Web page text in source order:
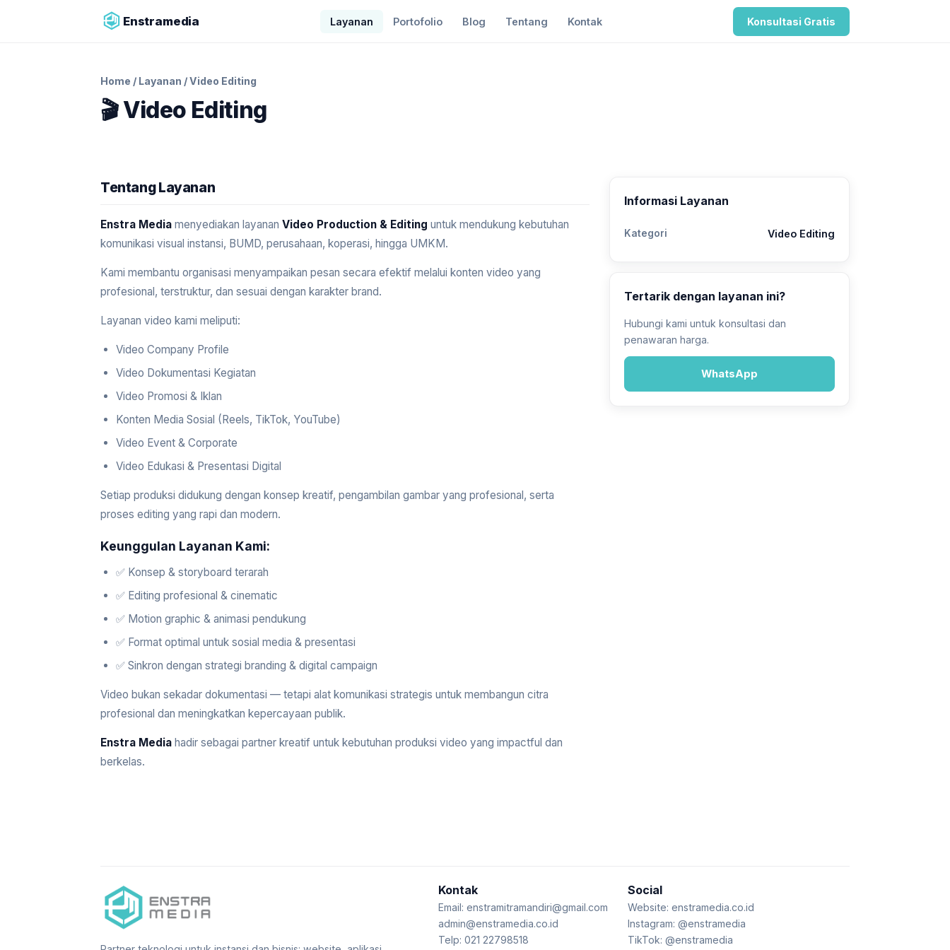
Enstramedia Layanan Portofolio Blog Tentang Kontak Konsultasi Gratis
Home / Layanan / Video Editing
🎬 Video Editing
Tentang Layanan
Enstra Media menyediakan layanan Video Production & Editing untuk mendukung kebutuhan
komunikasi visual instansi, BUMD, perusahaan, koperasi, hingga UMKM.
Kami membantu organisasi menyampaikan pesan secara efektif melalui konten video yang
profesional, terstruktur, dan sesuai dengan karakter brand.
Layanan video kami meliputi:
Video Company Profile
Video Dokumentasi Kegiatan
Video Promosi & Iklan
Konten Media Sosial (Reels, TikTok, YouTube)
Video Event & Corporate
Video Edukasi & Presentasi Digital
Setiap produksi didukung dengan konsep kreatif, pengambilan gambar yang profesional, serta
proses editing yang rapi dan modern.
Keunggulan Layanan Kami:
✅ Konsep & storyboard terarah
✅ Editing profesional & cinematic
✅ Motion graphic & animasi pendukung
✅ Format optimal untuk sosial media & presentasi
✅ Sinkron dengan strategi branding & digital campaign
Video bukan sekadar dokumentasi — tetapi alat komunikasi strategis untuk membangun citra
profesional dan meningkatkan kepercayaan publik.
Enstra Media hadir sebagai partner kreatif untuk kebutuhan produksi video yang impactful dan
berkelas.
Informasi Layanan
Kategori Video Editing
Tertarik dengan layanan ini?
Hubungi kami untuk konsultasi dan
penawaran harga.
WhatsApp
Kontak
Email: enstramitramandiri@gmail.com
admin@enstramedia.co.id
Telp: 021 22798518
Social
Website: enstramedia.co.id
Instagram: @enstramedia
TikTok: @enstramedia